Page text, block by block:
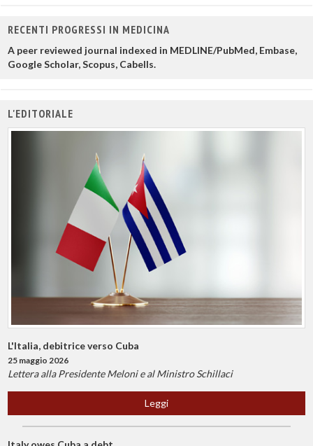
RECENTI PROGRESSI IN MEDICINA
A peer reviewed journal indexed in MEDLINE/PubMed, Embase,
Google Scholar, Scopus, Cabells.
L'EDITORIALE
L'Italia, debitrice verso Cuba
25 maggio 2026
Lettera alla Presidente Meloni e al Ministro Schillaci
Leggi